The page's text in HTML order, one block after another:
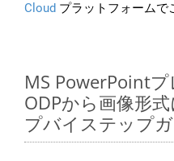
Cloud プラットフォームで
MS PowerPoint
ODPから画像形
プバイステップ